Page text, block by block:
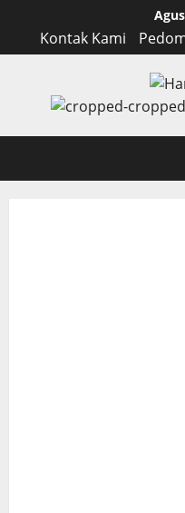
content
Kontak Kami